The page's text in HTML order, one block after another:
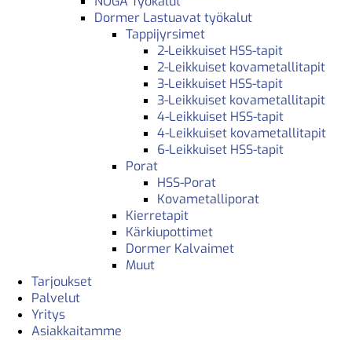
Dormer Lastuavat työkalut
Tappijyrsimet
2-Leikkuiset HSS-tapit
2-Leikkuiset kovametallitapit
3-Leikkuiset HSS-tapit
3-Leikkuiset kovametallitapit
4-Leikkuiset HSS-tapit
4-Leikkuiset kovametallitapit
6-Leikkuiset HSS-tapit
Porat
HSS-Porat
Kovametalliporat
Kierretapit
Kärkiupottimet
Dormer Kalvaimet
Muut
Tarjoukset
Palvelut
Yritys
Asiakkaitamme